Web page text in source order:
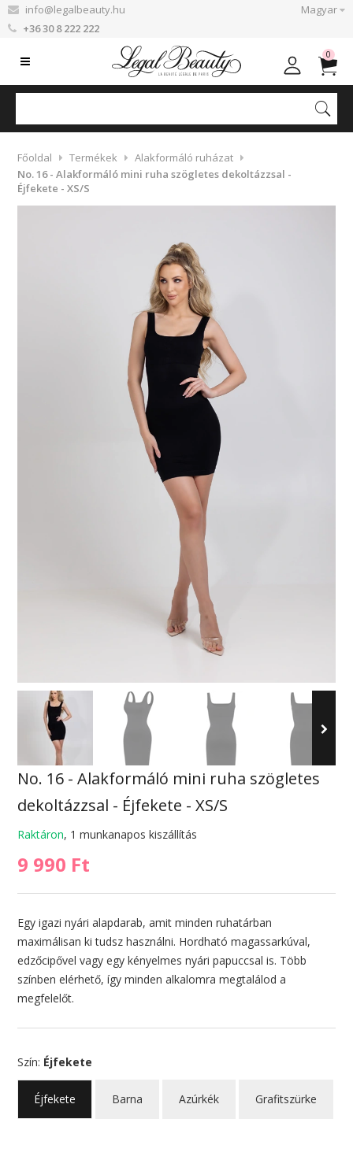
info@legalbeauty.hu
+36 30 8 222 222
Magyar
0
Főoldal Termékek
Alakformáló ruházat
No. 16 - Alakformáló mini ruha szögletes dekoltázzsal -
Éjfekete - XS/S
No. 16 - Alakformáló mini ruha szögletes
dekoltázzsal - Éjfekete - XS/S
Raktáron, 1 munkanapos kiszállítás
9 990 Ft
Egy igazi nyári alapdarab, amit minden ruhatárban
maximálisan ki tudsz használni. Hordható magassarkúval,
edzőcipővel vagy egy kényelmes nyári papuccsal is. Több
színben elérhető, így minden alkalomra megtalálod a
megfelelőt.
Szín: Éjfekete
Éjfekete Barna Azúrkék Grafitszürke